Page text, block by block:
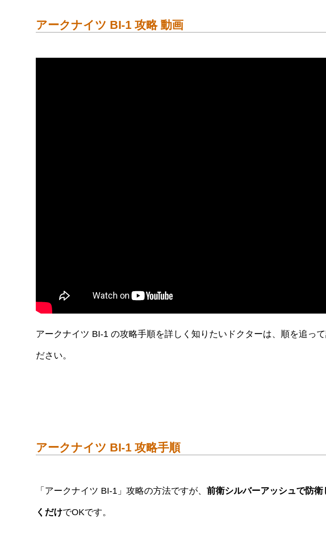
アークナイツ BI-1 攻略 動画
アークナイツ BI-1 の攻略手順を詳しく知りたいドクターは、順を追っ
ださい。
アークナイツ BI-1 攻略手順
「アークナイツ BI-1」攻略の方法ですが、 前衛シルバーアッシュで防
くだけでOKです。